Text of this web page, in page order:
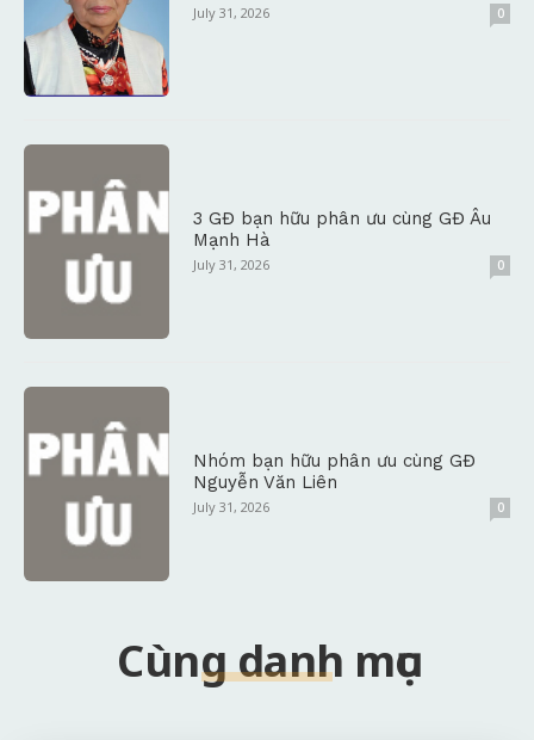
July 31, 2026 0
3 GĐ bạn hữu phân ưu cùng GĐ Âu
Mạnh Hà
July 31, 2026 0
Nhóm bạn hữu phân ưu cùng GĐ
Nguyễn Văn Liên
July 31, 2026 0
Cùng danh mục